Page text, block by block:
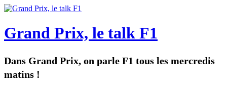
Grand Prix, le talk F1
Dans Grand Prix, on parle F1 tous les mercredis
matins !